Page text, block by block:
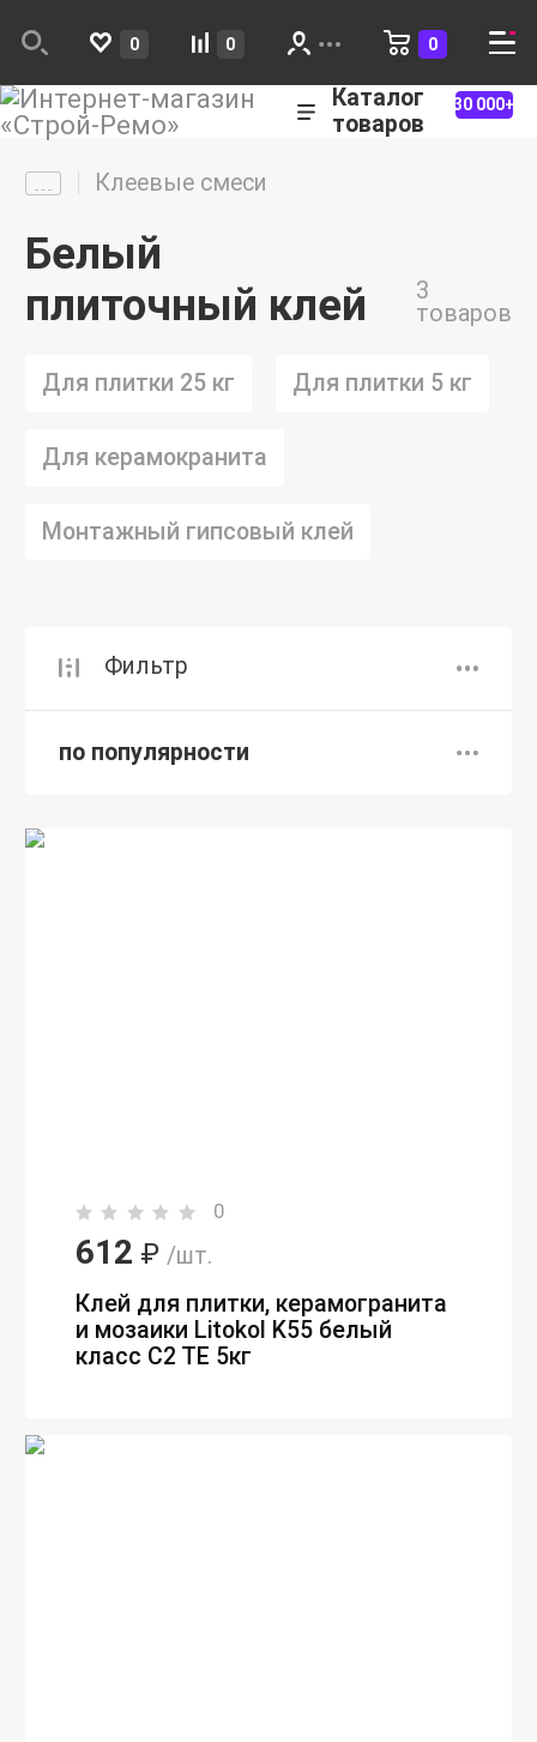
0 0 0
Каталог
товаров
30 000+
Клеевые смеси
Белый
плиточный клей
3
товаров
Для плитки 25 кг Для плитки 5 кг
Для керамокранита
Монтажный гипсовый клей
Фильтр
по популярности
0
612 ₽ /шт.
Клей для плитки, керамогранита
и мозаики Litokol K55 белый
класс С2 ТE 5кг